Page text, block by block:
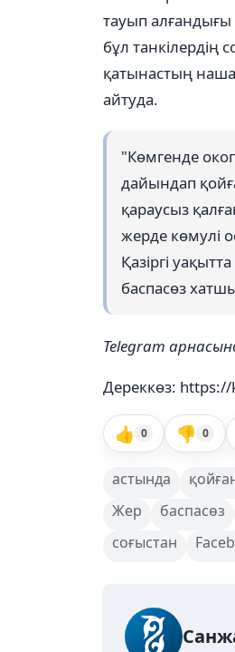
тауып алғандығы
бұл танкілердің
қатынастың
айтуда.
"Көмгенде
дайындап
қараусыз
жерде көмулі
Қазіргі
баспасөз
Telegram
Дереккөз:
👍 0 👎 0
астында
Жер
баспасөз
соғыстан